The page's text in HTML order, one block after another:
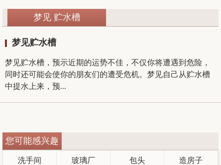
梦见 贮水槽
梦见贮水槽
梦见贮水槽，预示近期的运势不佳，不仅你将遭遇到危险，
同时还可能会使你的朋友们的遭受危机。梦见自己从贮水槽
中提水上来，预...
您可能感兴趣
洗手间 玻璃厂 包头 造房子